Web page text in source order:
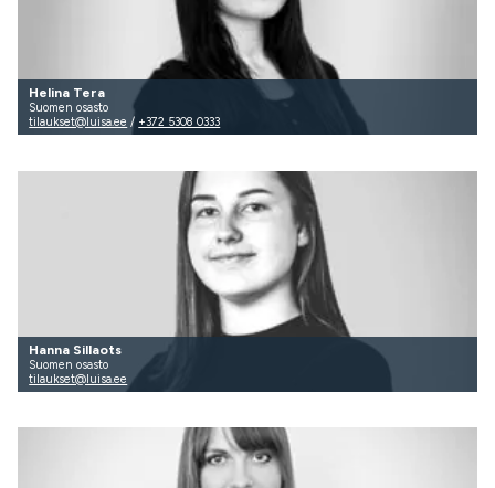
Helina Tera
Suomen osasto
tilaukset@luisa.ee / +372 5308 0333
Hanna Sillaots
Suomen osasto
tilaukset@luisa.ee